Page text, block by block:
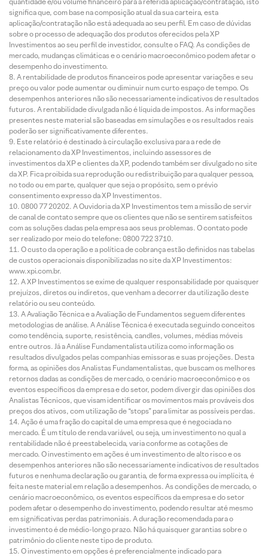
significa que, com base na composição atual da sua carteira, esta
aplicação/contratação não está adequada ao seu perfil. Em caso de dúvidas
sobre o processo de adequação dos produtos oferecidos pela XP
Investimentos ao seu perfil de investidor, consulte o FAQ. As condições de
mercado, mudanças climáticas e o cenário macroeconômico podem afetar o
desempenho do investimento.
A rentabilidade de produtos financeiros pode apresentar variações e seu
preço ou valor pode aumentar ou diminuir num curto espaço de tempo. Os
desempenhos anteriores não são necessariamente indicativos de resultados
futuros. A rentabilidade divulgada não é líquida de impostos. As informações
presentes neste material são baseadas em simulações e os resultados reais
poderão ser significativamente diferentes.
Este relatório é destinado à circulação exclusiva para a rede de
relacionamento da XP Investimentos, incluindo assessores de
investimentos da XP e clientes da XP, podendo também ser divulgado no site
da XP. Fica proibida sua reprodução ou redistribuição para qualquer pessoa,
no todo ou em parte, qualquer que seja o propósito, sem o prévio
consentimento expresso da XP Investimentos.
0800 77 20202. A Ouvidoria da XP Investimentos tem a missão de servir
de canal de contato sempre que os clientes que não se sentirem satisfeitos
com as soluções dadas pela empresa aos seus problemas. O contato pode
ser realizado por meio do telefone: 0800 722 3710.
O custo da operação e a política de cobrança estão definidos nas tabelas
de custos operacionais disponibilizadas no site da XP Investimentos:
www.xpi.com.br.
A XP Investimentos se exime de qualquer responsabilidade por quaisquer
prejuízos, diretos ou indiretos, que venham a decorrer da utilização deste
relatório ou seu conteúdo.
A Avaliação Técnica e a Avaliação de Fundamentos seguem diferentes
metodologias de análise. A Análise Técnica é executada seguindo conceitos
como tendência, suporte, resistência, candles, volumes, médias móveis
entre outros. Já a Análise Fundamentalista utiliza como informação os
resultados divulgados pelas companhias emissoras e suas projeções. Desta
forma, as opiniões dos Analistas Fundamentalistas, que buscam os melhores
retornos dadas as condições de mercado, o cenário macroeconômico e os
eventos específicos da empresa e do setor, podem divergir das opiniões dos
Analistas Técnicos, que visam identificar os movimentos mais prováveis dos
preços dos ativos, com utilização de “stops” para limitar as possíveis perdas.
Ação é uma fração do capital de uma empresa que é negociada no
mercado. É um título de renda variável, ou seja, um investimento no qual a
rentabilidade não é preestabelecida, varia conforme as cotações de
mercado. O investimento em ações é um investimento de alto risco e os
desempenhos anteriores não são necessariamente indicativos de resultados
futuros e nenhuma declaração ou garantia, de forma expressa ou implícita, é
feita neste material em relação a desempenhos. As condições de mercado, o
cenário macroeconômico, os eventos específicos da empresa e do setor
podem afetar o desempenho do investimento, podendo resultar até mesmo
em significativas perdas patrimoniais. A duração recomendada para o
investimento é de médio-longo prazo. Não há quaisquer garantias sobre o
patrimônio do cliente neste tipo de produto.
O investimento em opções é preferencialmente indicado para